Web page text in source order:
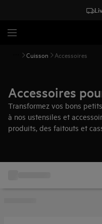
Cuisson Accessoires
Accessoires
Transformez vos bons
à nos ustensiles et
produits, des faitouts et